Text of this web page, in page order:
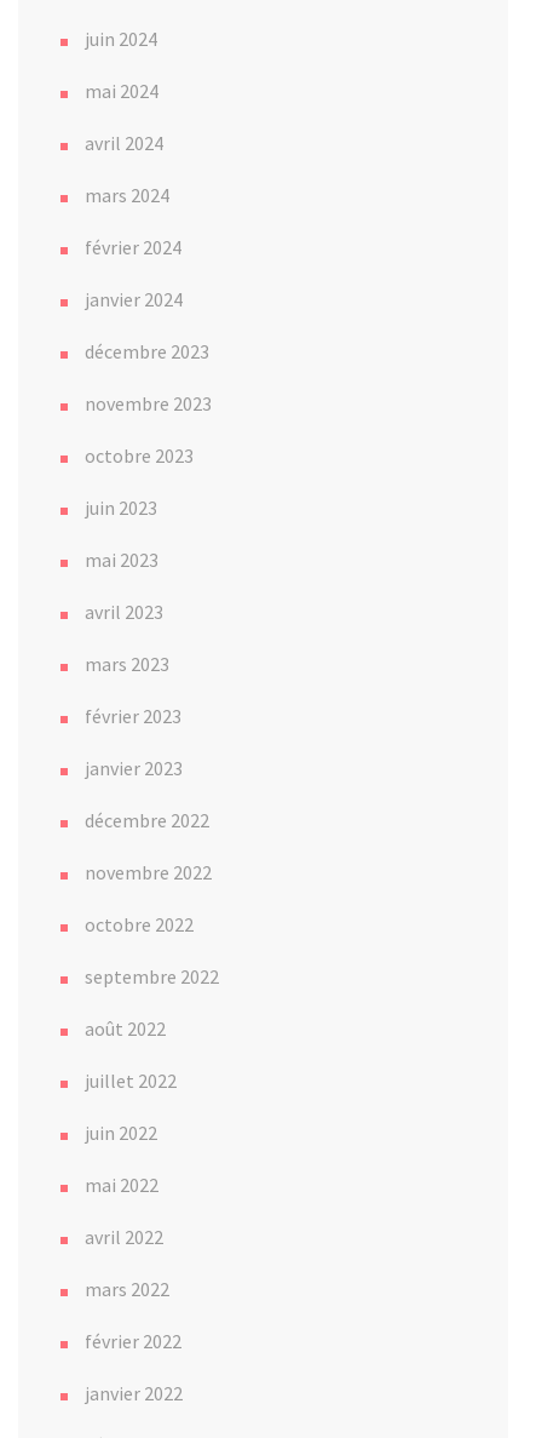
juin 2024
mai 2024
avril 2024
mars 2024
février 2024
janvier 2024
décembre 2023
novembre 2023
octobre 2023
juin 2023
mai 2023
avril 2023
mars 2023
février 2023
janvier 2023
décembre 2022
novembre 2022
octobre 2022
septembre 2022
août 2022
juillet 2022
juin 2022
mai 2022
avril 2022
mars 2022
février 2022
janvier 2022